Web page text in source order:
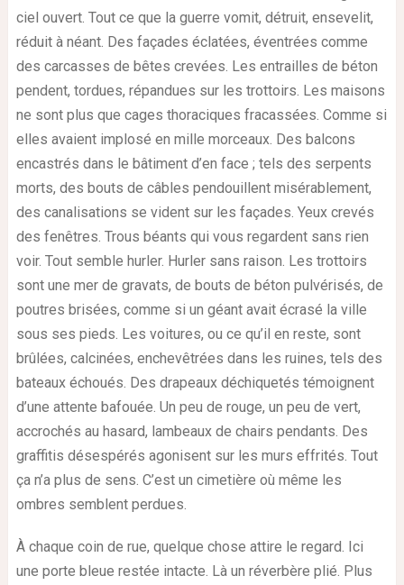
ciel ouvert. Tout ce que la guerre vomit, détruit, ensevelit,
réduit à néant. Des façades éclatées, éventrées comme
des carcasses de bêtes crevées. Les entrailles de béton
pendent, tordues, répandues sur les trottoirs. Les maisons
ne sont plus que cages thoraciques fracassées. Comme si
elles avaient implosé en mille morceaux. Des balcons
encastrés dans le bâtiment d’en face ; tels des serpents
morts, des bouts de câbles pendouillent misérablement,
des canalisations se vident sur les façades. Yeux crevés
des fenêtres. Trous béants qui vous regardent sans rien
voir. Tout semble hurler. Hurler sans raison. Les trottoirs
sont une mer de gravats, de bouts de béton pulvérisés, de
poutres brisées, comme si un géant avait écrasé la ville
sous ses pieds. Les voitures, ou ce qu’il en reste, sont
brûlées, calcinées, enchevêtrées dans les ruines, tels des
bateaux échoués. Des drapeaux déchiquetés témoignent
d’une attente bafouée. Un peu de rouge, un peu de vert,
accrochés au hasard, lambeaux de chairs pendants. Des
graffitis désespérés agonisent sur les murs effrités. Tout
ça n’a plus de sens. C’est un cimetière où même les
ombres semblent perdues.
À chaque coin de rue, quelque chose attire le regard. Ici
une porte bleue restée intacte. Là un réverbère plié. Plus